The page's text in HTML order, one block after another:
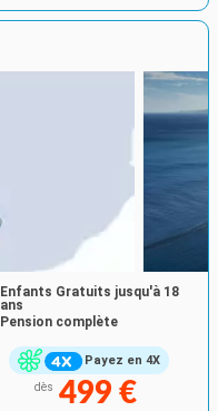
Payez en 4X
Enfants Gratuits jusqu'à 18
ans
Pension complète
dès 499 €